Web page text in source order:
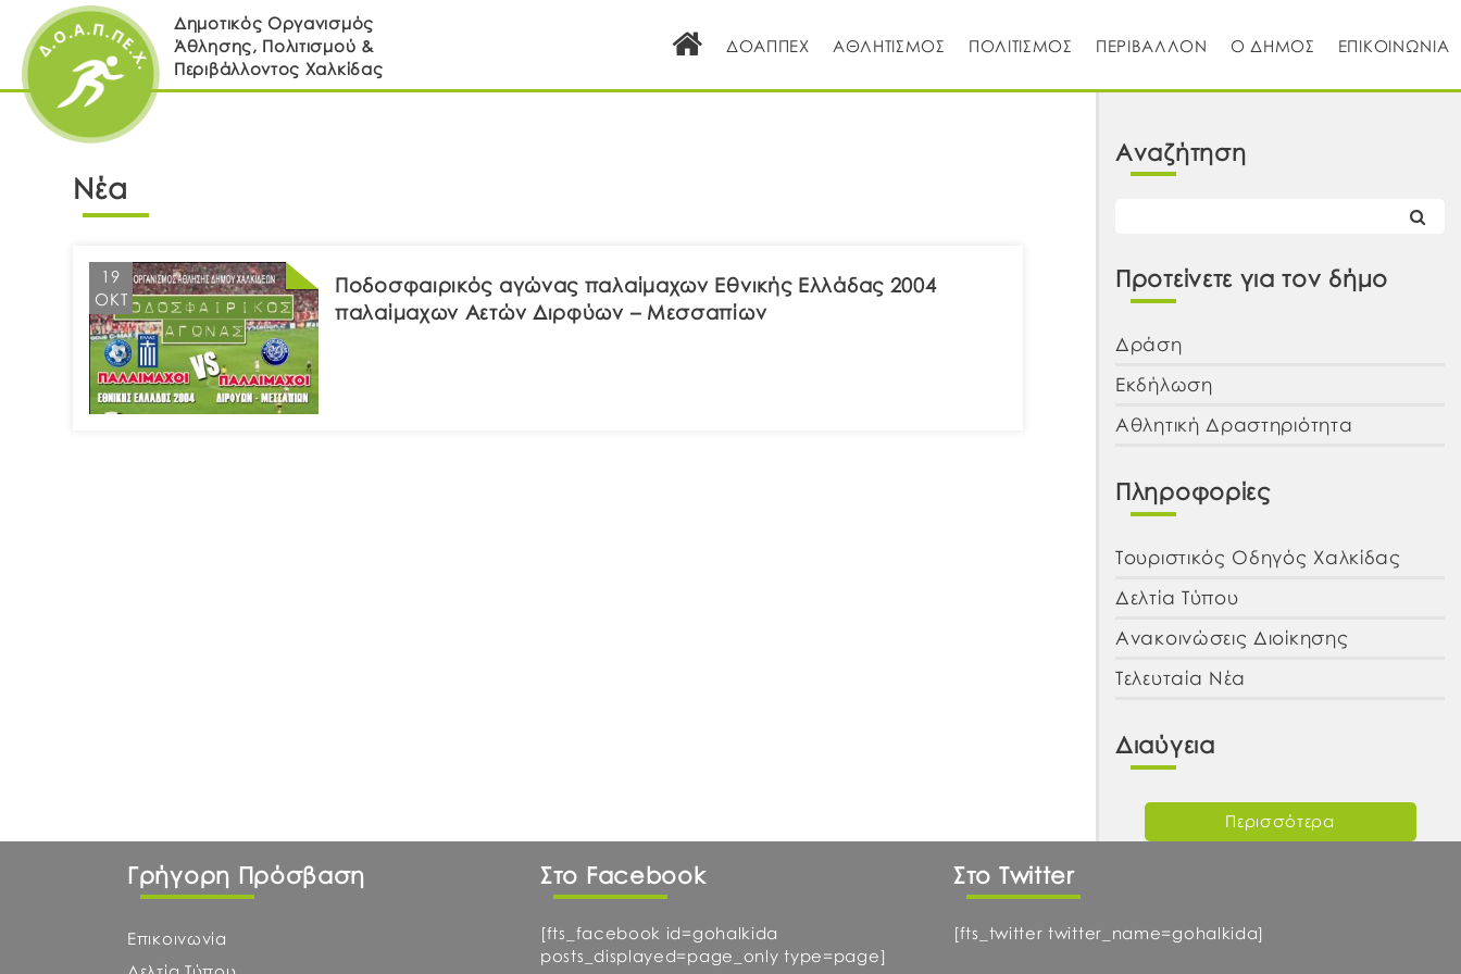
Δημοτικός Οργανισμός
Άθλησης, Πολιτισμού &
Περιβάλλοντος Χαλκίδας
ΔΟΑΠΠΕΧ ΑΘΛΗΤΙΣΜΟΣ ΠΟΛΙΤΙΣΜΟΣ ΠΕΡΙΒΑΛΛΟΝ Ο ΔΗΜΟΣ ΕΠΙΚΟΙΝΩΝΙΑ
Νέα
19
ΟΚΤ
Ποδοσφαιρικός αγώνας παλαίμαχων Εθνικής Ελλάδας 2004
παλαίμαχων Αετών Διρφύων – Μεσσαπίων
Αναζήτηση
Προτείνετε για τον δήμο
Δράση
Εκδήλωση
Αθλητική Δραστηριότητα
Πληροφορίες
Τουριστικός Οδηγός Χαλκίδας
Δελτία Τύπου
Ανακοινώσεις Διοίκησης
Τελευταία Νέα
Διαύγεια
Περισσότερα
Γρήγορη Πρόσβαση
Επικοινωνία
Στο Facebook
[fts_facebook id=gohalkida
posts_displayed=page_only type=page]
Στο Twitter
[fts_twitter twitter_name=gohalkida]